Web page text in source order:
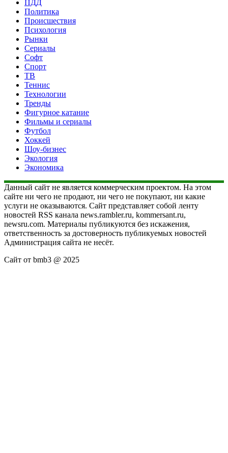
ПДД
Политика
Происшествия
Психология
Рынки
Сериалы
Софт
Спорт
ТВ
Теннис
Технологии
Тренды
Фигурное катание
Фильмы и сериалы
Футбол
Хоккей
Шоу-бизнес
Экология
Экономика
Данный сайт не является коммерческим проектом. На этом
сайте ни чего не продают, ни чего не покупают, ни какие
услуги не оказываются. Сайт представляет собой ленту
новостей RSS канала news.rambler.ru, kommersant.ru,
newsru.com. Материалы публикуются без искажения,
ответственность за достоверность публикуемых новостей
Администрация сайта не несёт.
Сайт от bmb3 @ 2025